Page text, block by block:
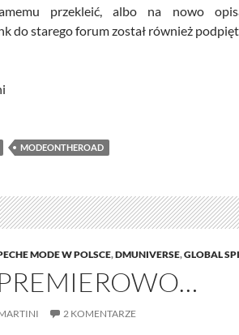
przekleić, albo na nowo
do starego forum został również
MODEONTHEROAD
MODE W POLSCE,DMUNIVERSE,GLOBAL
2 KOMENTARZE